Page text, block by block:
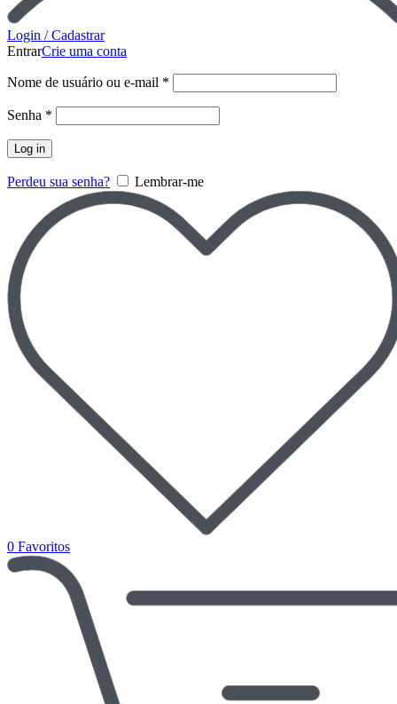
Login / Cadastrar
EntrarCrie uma conta
Nome de usuário ou e-mail *
Senha *
Log in
Perdeu sua senha? Lembrar-me
0 Favoritos